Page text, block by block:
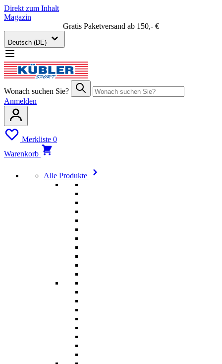
Direkt zum Inhalt
Magazin
Gratis Paketversand ab 150,- €
Deutsch (DE)
Wonach suchen Sie?
Anmelden
Merkliste 0
Warenkorb
Alle Produkte